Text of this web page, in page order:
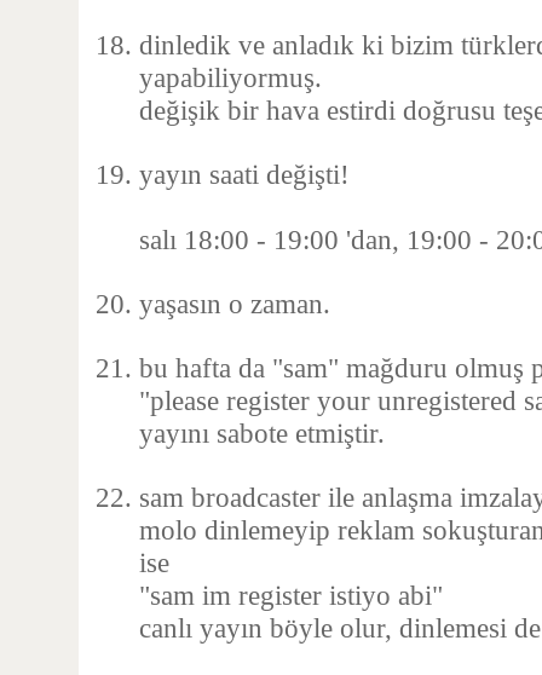
dinledik ve anladık ki bizim
yapabiliyormuş.
değişik bir hava estirdi doğrusu
yayın saati değişti!
salı 18:00 - 19:00 'dan, 19:00 -
yaşasın o zaman.
bu hafta da "sam" mağduru olmuş
"please register your unregistered
yayını sabote etmiştir.
sam broadcaster ile anlaşma
molo dinlemeyip reklam
ise
"sam im register istiyo abi"
canlı yayın böyle olur, dinlemesi